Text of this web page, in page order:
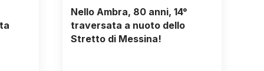
Nello Ambra, 80 anni, 14°
traversata a nuoto dello
Stretto di Messina!